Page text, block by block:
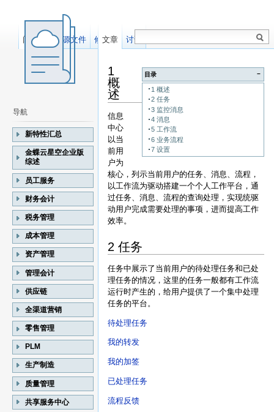
−
目录
1 概述
2 任务
3 监控消息
4 消息
5 工作流
6 业务流程
7 设置
1
概
述
信息
中心
以当
前用
户为
核心，列示当前用户的任务、消息、流程，
以工作流为驱动搭建一个个人工作平台，通
过任务、消息、流程的查询处理，实现统驱
动用户完成需要处理的事项，进而提高工作
效率。
2 任务
任务中展示了当前用户的待处理任务和已处
理任务的情况，这里的任务一般都有工作流
运行时产生的，给用户提供了一个集中处理
任务的平台。
待处理任务
我的转发
我的加签
已处理任务
流程反馈
文章 讨论
阅读 显示源文件 修订记录
导航
新特性汇总
金蝶云星空企业版
综述
员工服务
财务会计
税务管理
成本管理
资产管理
管理会计
供应链
全渠道营销
零售管理
PLM
生产制造
质量管理
共享服务中心